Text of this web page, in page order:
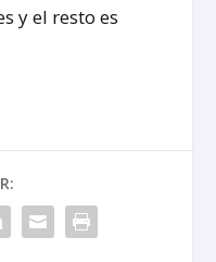
y el resto es